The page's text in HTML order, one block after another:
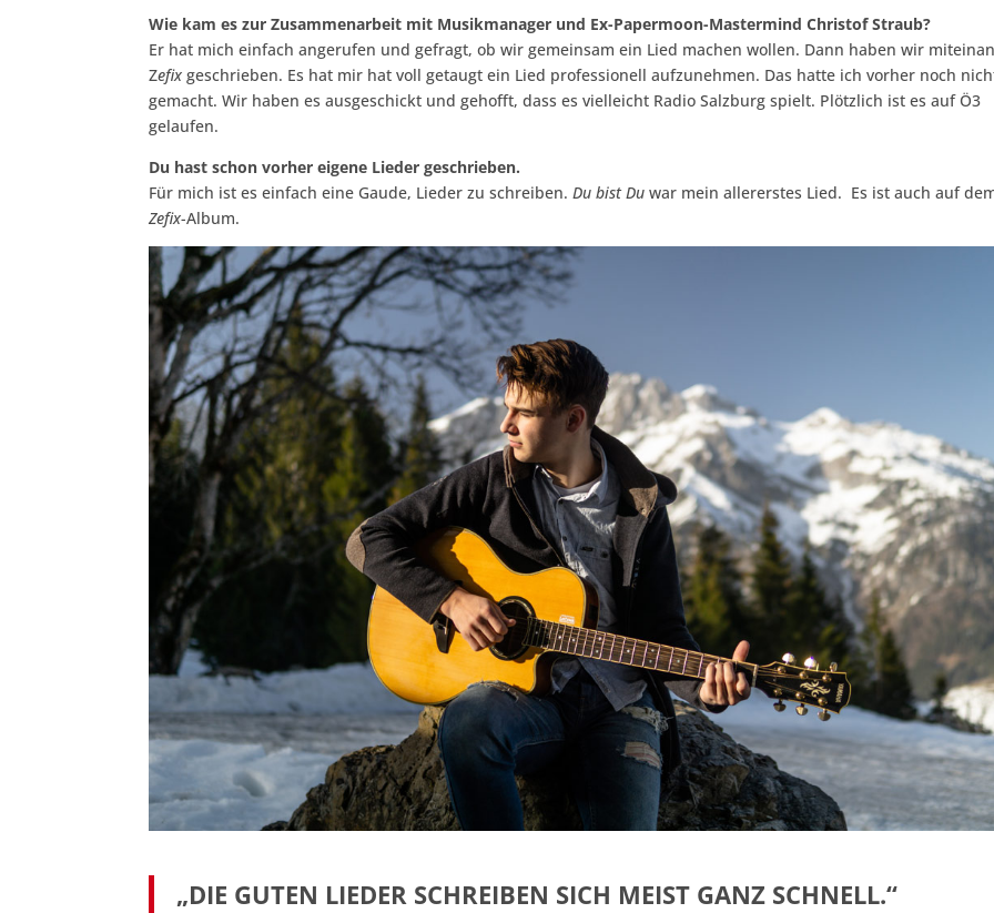
Wie kam es zur Zusammenarbeit mit Musikmanager und Ex-Papermoon-Mastermind Christof Straub?
Er hat mich einfach angerufen und gefragt, ob wir gemeinsam ein Lied machen wollen. Dann haben wir
Zefix geschrieben. Es hat mir hat voll getaugt ein Lied professionell aufzunehmen. Das hatte ich vorher noch
gemacht. Wir haben es ausgeschickt und gehofft, dass es vielleicht Radio Salzburg spielt. Plötzlich ist es auf Ö3
gelaufen.
Du hast schon vorher eigene Lieder geschrieben.
Für mich ist es einfach eine Gaude, Lieder zu schreiben.Du bist Du war mein allererstes Lied. Es ist auch auf
Zefix-Album.
„DIE GUTEN LIEDER SCHREIBEN SICH MEIST GANZ SCHNELL.“